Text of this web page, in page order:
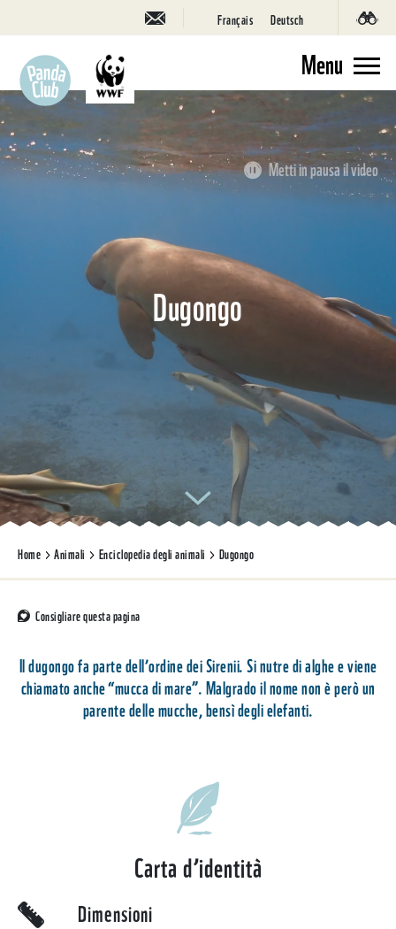
Français Deutsch
Menu
Metti in pausa il video
Dugongo
Home Animali Enciclopedia degli animali Dugongo
Consigliare questa pagina
Il dugongo fa parte dell’ordine dei Sirenii. Si nutre di alghe e viene
chiamato anche “mucca di mare”. Malgrado il nome non è però un
parente delle mucche, bensì degli elefanti.
Carta d’identità
Dimensioni